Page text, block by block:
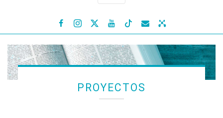
   
PROYECTOS